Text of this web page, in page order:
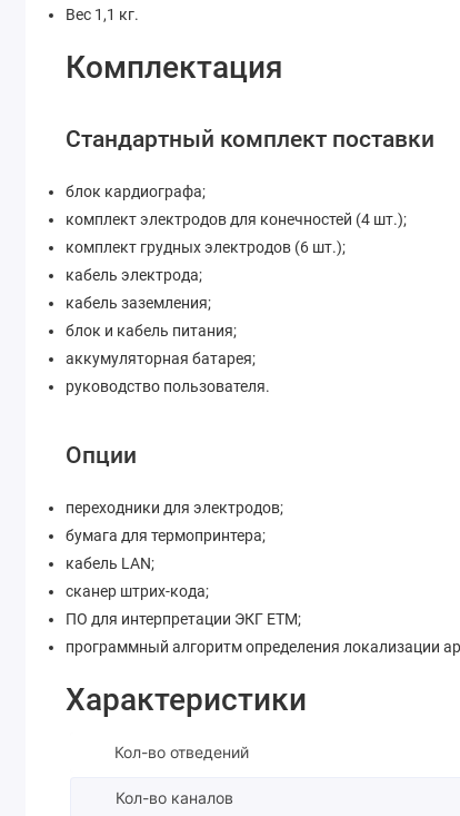
Вес 1,1 кг.
Комплектация
Стандартный комплект поставки
блок кардиографа;
комплект электродов для конечностей (4 шт.);
комплект грудных электродов (6 шт.);
кабель электрода;
кабель заземления;
блок и кабель питания;
аккумуляторная батарея;
руководство пользователя.
Опции
переходники для электродов;
бумага для термопринтера;
кабель LAN;
сканер штрих-кода;
ПО для интерпретации ЭКГ ETM;
программный алгоритм определения локализации
Характеристики
Кол-во отведений
Кол-во каналов